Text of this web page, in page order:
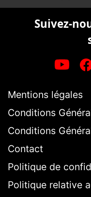
Suivez-
Mentions légales
Conditions
Conditions
Contact
Politique de
Politique relative